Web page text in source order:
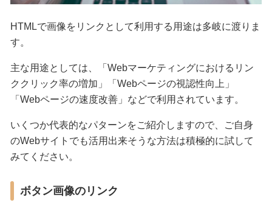
HTMLで画像をリンクとして利用する用途は多岐に渡りま
す。
主な用途としては、「Webマーケティングにおけるリン
ククリック率の増加」「Webページの視認性向上」
「Webページの速度改善」などで利用されています。
いくつか代表的なパターンをご紹介しますので、ご自身
のWebサイトでも活用出来そうな方法は積極的に試して
みてください。
ボタン画像のリンク